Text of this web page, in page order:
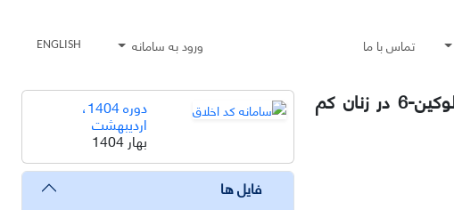
تماس با ما ورود به سامانه ENGLISH
بررسی آثار دوزهای مختلف تمرینات ورزشی ترکیبی همراه با محدودیت کالری بر سطوح اندوکان و اینترلوکین-6 در زنان کم دوره 1404،
اردیبهشت
بهار 1404
فایل ها